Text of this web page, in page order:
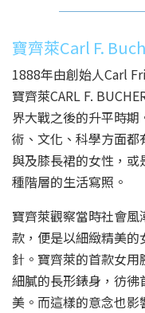
寶齊萊Carl F.
1888年由創始人Carl
寶齊萊CARL F.
界大戰之後的升平時
術、文化、科學方面
與及膝長裙的女性，
種階層的生活寫照。
寶齊萊觀察當時社會
款，便是以細緻精美
針。寶齊萊的首款女
細膩的長形錶身，彷
美。而這樣的意念也影